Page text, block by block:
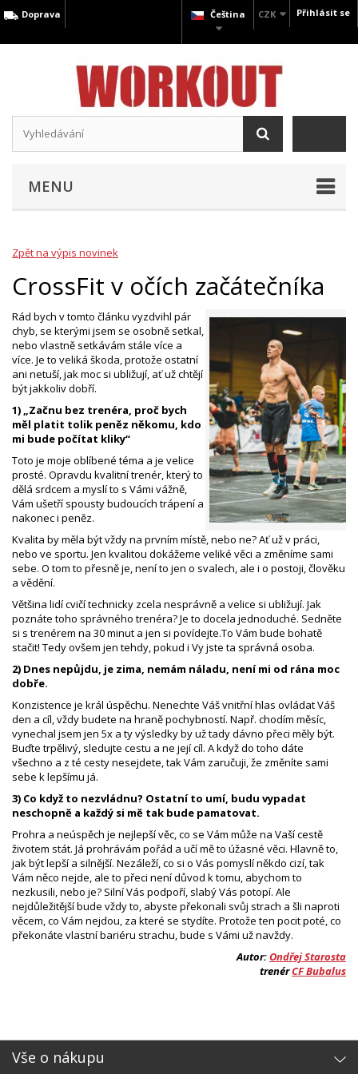
Přihlásit se
CZK
Čeština
Doprava
MENU
Zpět na výpis novinek
CrossFit v očích začátečníka
Rád bych v tomto článku vyzdvihl pár
chyb, se kterými jsem se osobně setkal,
nebo vlastně setkávám stále více a
více. Je to veliká škoda, protože ostatní
ani netuší, jak moc si ubližují, ať už chtějí
být jakkoliv dobří.
1) „Začnu bez trenéra, proč bych
měl platit tolik peněz někomu, kdo
mi bude počítat kliky“
Toto je moje oblíbené téma a je velice
prosté. Opravdu kvalitní trenér, který to
dělá srdcem a myslí to s Vámi vážně,
Vám ušetří spousty budoucích trápení a
nakonec i peněz.
Kvalita by měla být vždy na prvním místě, nebo ne? Ať už v práci,
nebo ve sportu. Jen kvalitou dokážeme veliké věci a změníme sami
sebe. O tom to přesně je, není to jen o svalech, ale i o postoji, člověku
a vědění.
Většina lidí cvičí technicky zcela nesprávně a velice si ubližují. Jak
poznáte toho správného trenéra? Je to docela jednoduché. Sedněte
si s trenérem na 30 minut a jen si povídejte.To Vám bude bohatě
stačit! Tedy ovšem jen tehdy, pokud i Vy jste ta správná osoba.
2) Dnes nepůjdu, je zima, nemám náladu, není mi od rána moc
dobře.
Konzistence je král úspěchu. Nenechte Váš vnitřní hlas ovládat Váš
den a cíl, vždy budete na hraně pochybností. Např. chodím měsíc,
vynechal jsem jen 5x a ty výsledky by už tady dávno přeci měly být.
Buďte trpělivý, sledujte cestu a ne její cíl. A když do toho dáte
všechno a z té cesty nesejdete, tak Vám zaručuji, že změníte sami
sebe k lepšímu já.
3) Co když to nezvládnu? Ostatní to umí, budu vypadat
neschopně a každý si mě tak bude pamatovat.
Prohra a neúspěch je nejlepší věc, co se Vám může na Vaší cestě
životem stát. Já prohrávám pořád a učí mě to úžasné věci. Hlavně to,
jak být lepší a silnější. Nezáleží, co si o Vás pomyslí někdo cizí, tak
Vám něco nejde, ale to přeci není důvod k tomu, abychom to
nezkusili, nebo je? Silní Vás podpoří, slabý Vás potopí. Ale
nejdůležitější bude vždy to, abyste překonali svůj strach a šli naproti
věcem, co Vám nejdou, za které se stydíte. Protože ten pocit poté, co
překonáte vlastní bariéru strachu, bude s Vámi už navždy.
Autor:Ondřej Starosta
trenérCF Bubalus
Vše o nákupu